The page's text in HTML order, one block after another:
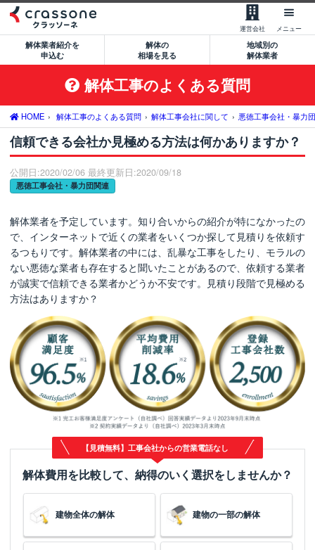
運営会社 メニュー
【無料】一括見積もりを申込む
0120-479-033
サービスの流れ
サービスのメリット
解体業者の特徴
サポート窓口のご案内
空き家処分をご希望のお客様
建築費用削減をご希望のお客様
大型物件解体をご希望のお客様
クラッソーネ安心保証パックにつ
いて
解体費用の相場を見る
地域別の解体業者と相場情報
解体工事の流れ
解体工事のよくある質問
解体工事お役立ち情報
利用規約
口コミに関するガイドライン
解体業者紹介を
申込む
解体の
相場を見る
地域別の
解体業者
解体工事のよくある質問
HOME 解体工事のよくある質問 解体工事会社に関して 悪徳工事会社・暴力
信頼できる会社か見極める方法は何かありますか？
公開日:2020/02/06 最終更新日:2020/09/18
悪徳工事会社・暴力団関連
解体業者を予定しています。知り合いからの紹介が特になかったの
で、インターネットで近くの業者をいくつか探して見積りを依頼す
るつもりです。解体業者の中には、乱暴な工事をしたり、モラルの
ない悪徳な業者も存在すると聞いたことがあるので、依頼する業者
が誠実で信頼できる業者かどうか不安です。見積り段階で見極める
方法はありますか？
【見積無料】工事会社からの営業電話なし
解体費用を比較して、納得のいく選択をしませんか？
建物全体の解体 建物の一部の解体